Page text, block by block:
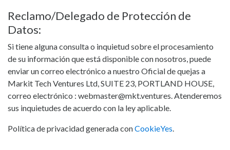
Reclamo/Delegado de Protección de
Datos:
Si tiene alguna consulta o inquietud sobre el procesamiento
de su información que está disponible con nosotros, puede
enviar un correo electrónico a nuestro Oficial de quejas a
Markit Tech Ventures Ltd, SUITE 23, PORTLAND HOUSE,
correo electrónico : webmaster@mkt.ventures . Atenderemos
sus inquietudes de acuerdo con la ley aplicable.
Política de privacidad generada conCookieYes